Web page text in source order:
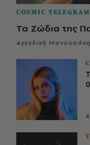
COSMIC TELEGRAM
Τα Ζώδια της
Αγγελική Μανουσάκη